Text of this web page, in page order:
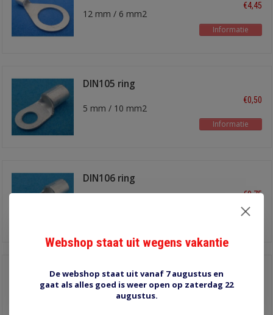
12 mm / 6 mm2
€4,45
Informatie
DIN105 ring
5 mm / 10 mm2
€0,50
Informatie
DIN106 ring
kabelschoen
€0,75
Informatie
DIN108 ring
kabelschoen
8 mm / 10 mm2
Webshop staat uit wegens vakantie
De webshop staat uit vanaf 7 augustus en
gaat als alles goed is weer open op zaterdag 22
augustus.